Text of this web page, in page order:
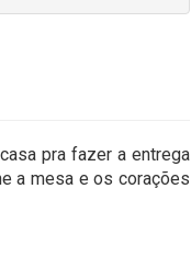
pra fazer a entrega
a mesa e os corações